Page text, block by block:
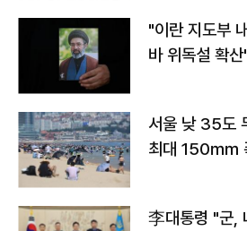
"이란 지도부
바 위독설 확
서울 낮 35도
최대 150㎜
李대통령 "군,